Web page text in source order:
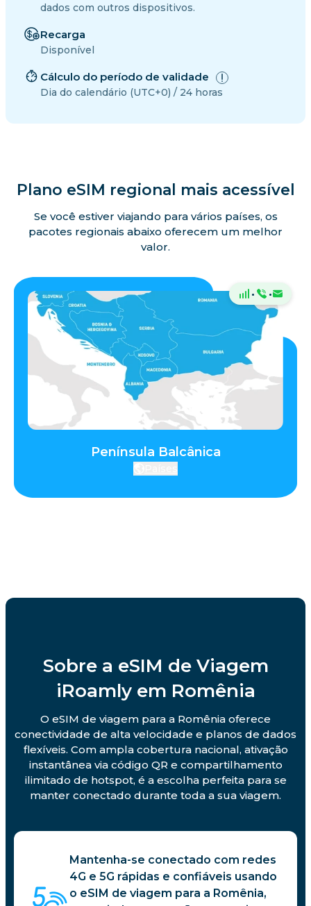
dados com outros dispositivos.
Recarga
Disponível
Cálculo do período de validade
Dia do calendário (UTC+0) / 24 horas
Plano eSIM regional mais acessível
Se você estiver viajando para vários países, os
pacotes regionais abaixo oferecem um melhor
valor.
· ·
Península Balcânica
Sobre a eSIM de Viagem
iRoamly em Romênia
O eSIM de viagem para a Romênia oferece
conectividade de alta velocidade e planos de dados
flexíveis. Com ampla cobertura nacional, ativação
instantânea via código QR e compartilhamento
ilimitado de hotspot, é a escolha perfeita para se
manter conectado durante toda a sua viagem.
Mantenha-se conectado com redes
4G e 5G rápidas e confiáveis usando
o eSIM de viagem para a Romênia,